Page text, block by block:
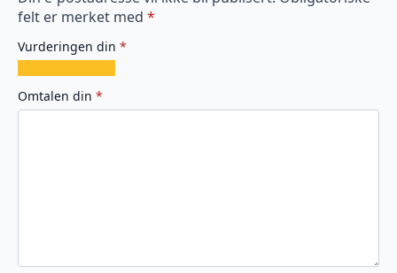
felt er merket med *
Vurderingen din *
av
5
av
5
av
5
av
5
av
5
Omtalen din *